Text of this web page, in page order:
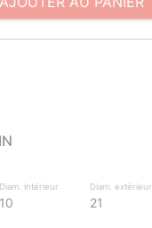
Diam. intérieur
10
Diam. extérieur
21